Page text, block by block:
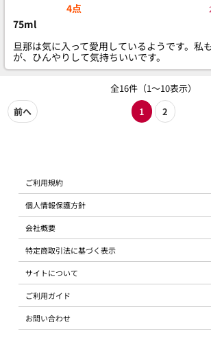
4点
75ml
旦那は気に入って愛用しているようです。私
が、ひんやりして気持ちいいです。
全16件（1～10表示）
前へ
1 2
ご利用規約
個人情報保護方針
会社概要
特定商取引法に基づく表示
サイトについて
ご利用ガイド
お問い合わせ